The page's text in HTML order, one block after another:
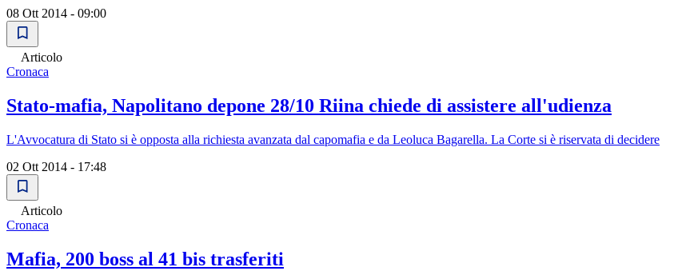
08 Ott 2014 - 09:00
Articolo
Cronaca
Stato-mafia, Napolitano depone 28/10 Riina chiede di assistere all'udienza
L'Avvocatura di Stato si è opposta alla richiesta avanzata dal capomafia e da Leoluca Bagarella. La Corte si è riservata di decidere
02 Ott 2014 - 17:48
Articolo
Cronaca
Mafia, 200 boss al 41 bis trasferiti